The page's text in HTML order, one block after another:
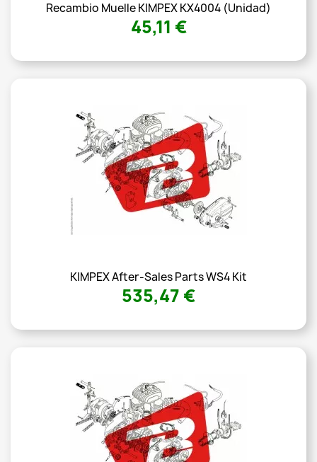
Recambio Muelle KIMPEX KX4004 (unidad)
45,11 €
KIMPEX After-Sales Parts WS4 Kit
535,47 €